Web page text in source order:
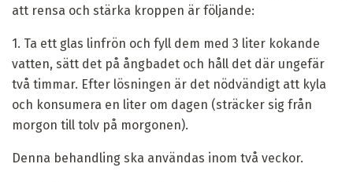
att rensa och stärka kroppen är följande:
1. Ta ett glas linfrön och fyll dem med 3 liter kokande
vatten, sätt det på ångbadet och håll det där ungefär
två timmar. Efter lösningen är det nödvändigt att kyla
och konsumera en liter om dagen (sträcker sig från
morgon till tolv på morgonen).
Denna behandling ska användas inom två veckor.